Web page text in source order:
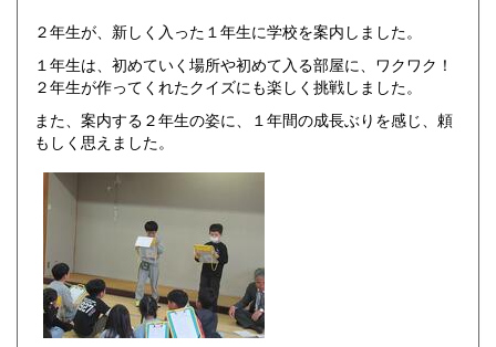
２年生が、新しく入った１年生に学校を案内しました。
１年生は、初めていく場所や初めて入る部屋に、ワクワク！
２年生が作ってくれたクイズにも楽しく挑戦しました。
また、案内する２年生の姿に、１年間の成長ぶりを感じ、頼
もしく思えました。